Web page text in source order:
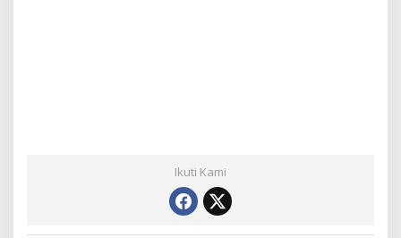
Ikuti Kami